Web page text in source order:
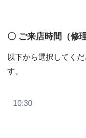
〇 ご来店時間（修
以下から選択してく
す。